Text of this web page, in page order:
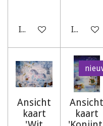
In winkelwagenIn
Ansicht
kaart
Ansicht
kaart